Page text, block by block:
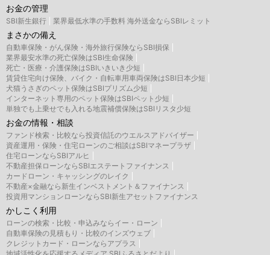
お金の管理
SBI新生銀行 業界最低水準の手数料 海外送金ならSBIレミット
まさかの備え
自動車保険・がん保険・海外旅行保険ならSBI損保
業界最安水準の死亡保険はSBI生命保険
死亡・医療・介護保険はSBIいきいき少短
賃貸住宅向け保険、バイク・自転車用車両保険はSBI日本少短
犬猫うさぎのペット保険はSBIプリズム少短
インターネット専用のペット保険はSBIペット少短
単独でも上乗せでも入れる地震補償保険はSBIリスタ少短
お金の情報・相談
ファンド検索・比較なら投資信託のウエルスアドバイザー
資産運用・保険・住宅ローンのご相談はSBIマネープラザ
住宅ローンならSBIアルヒ
不動産担保ローンならSBIエステートファイナンス
カードローン・キャッシングのレイク
不動産×金融なら新生インベストメント＆ファイナンス
投資用マンションローンならSBI新生アセットファイナンス
かしこく利用
ローンの検索・比較・申込みならイー・ローン
自動車保険の見積もり・比較のインズウェブ
クレジットカード・ローンならアプラス